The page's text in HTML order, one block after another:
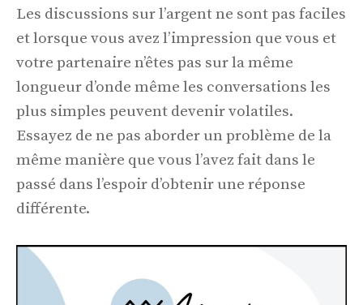
Les discussions sur l’argent ne sont pas faciles
et lorsque vous avez l’impression que vous et
votre partenaire n’êtes pas sur la même
longueur d’onde même les conversations les
plus simples peuvent devenir volatiles.
Essayez de ne pas aborder un problème de la
même manière que vous l’avez fait dans le
passé dans l’espoir d’obtenir une réponse
différente.